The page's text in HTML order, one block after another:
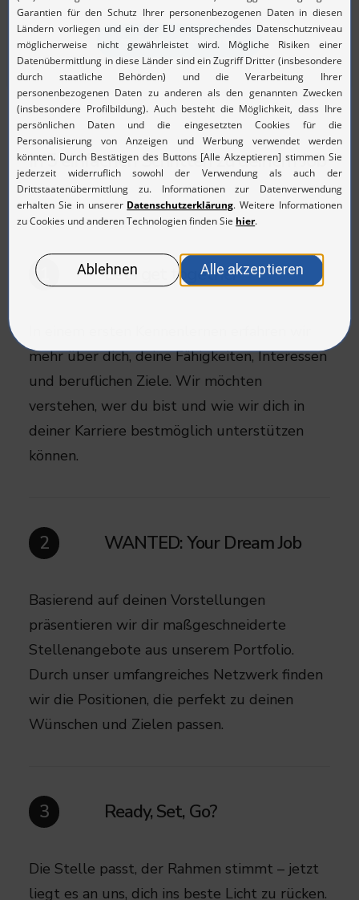
Zurück zum Stellenmarkt
In 5 einfachen Schritten zu deinem Job
1 Lets get together
mehr über dich, deine Fähigkeiten, Interessen
und beruflichen Ziele. Wir möchten
verstehen, wer du bist und wie wir dich in
deiner Karriere bestmöglich unterstützen
können.
2 WANTED: Your Dream Job
Basierend auf deinen Vorstellungen
präsentieren wir dir maßgeschneiderte
Stellenangebote aus unserem Portfolio.
Durch unser umfangreiches Netzwerk finden
wir die Positionen, die perfekt zu deinen
Wünschen und Zielen passen.​
3 Ready, Set, Go?
Die Stelle passt, der Rahmen stimmt – jetzt
liegt es an uns, dich ins beste Licht zu rücken.